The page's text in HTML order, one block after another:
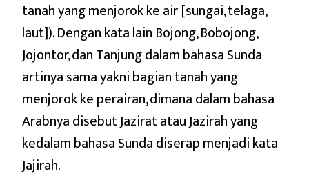
tanah yang menjorok ke air [sungai, telaga,
laut]). Dengan kata lain Bojong, Bobojong,
Jojontor, dan Tanjung dalam bahasa Sunda
artinya sama yakni bagian tanah yang
menjorok ke perairan, dimana dalam bahasa
Arabnya disebut Jazirat atau Jazirah yang
kedalam bahasa Sunda diserap menjadi kata
Jajirah.